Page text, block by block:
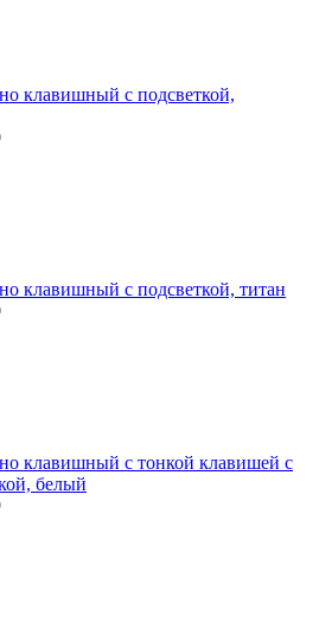
клавишный с подсветкой,
клавишный с подсветкой, титан
клавишный с тонкой клавишей с
белый